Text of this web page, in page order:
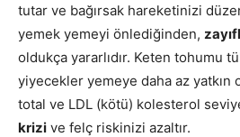
tutar ve bağırsak hareketinizi
yemek yemeyi önlediğinden,
oldukça yararlıdır. Keten tohumu
yiyecekler yemeye daha az yatkın
total ve LDL (kötü) kolesterol
krizi ve felç riskinizi azaltır.